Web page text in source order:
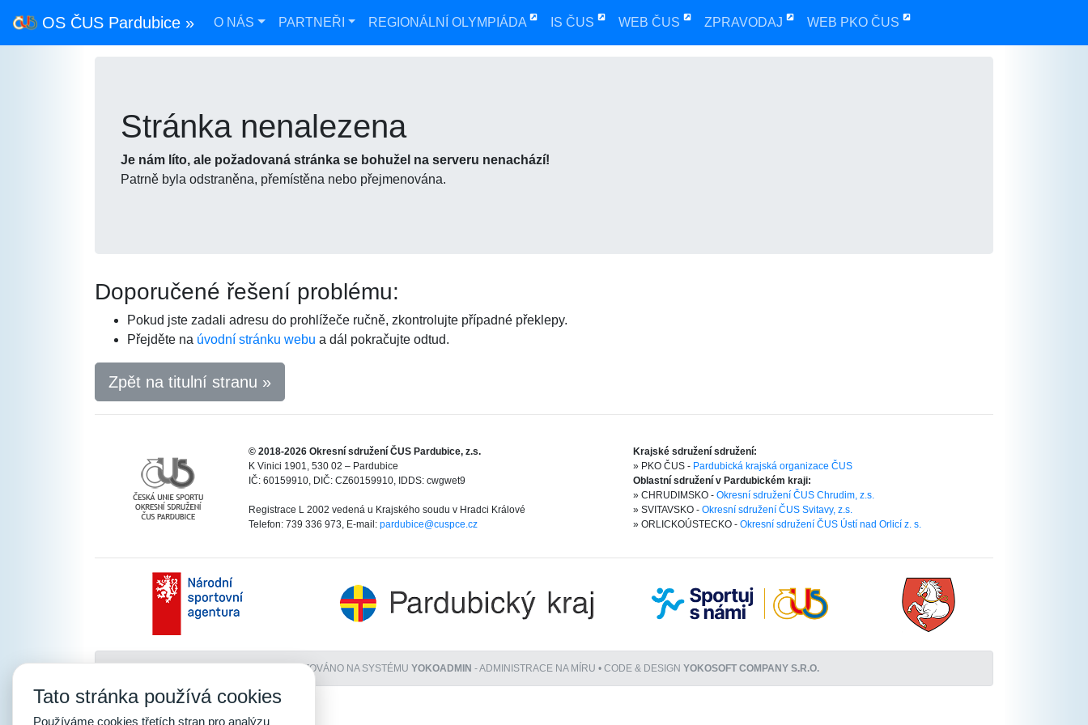
OS ČUS Pardubice » O NÁS PARTNEŘI REGIONÁLNÍ OLYMPIÁDA IS ČUS WEB ČUS ZPRAVODAJ WEB PKO ČUS
Stránka nenalezena
Je nám líto, ale požadovaná stránka se bohužel na serveru nenachází!
Patrně byla odstraněna, přemístěna nebo přejmenována.
Doporučené řešení problému:
Pokud jste zadali adresu do prohlížeče ručně, zkontrolujte případné překlepy.
Přejděte na úvodní stránku webu a dál pokračujte odtud.
Zpět na titulní stranu »
© 2018-2026 Okresní sdružení ČUS Pardubice, z.s.
K Vinici 1901, 530 02 – Pardubice
IČ: 60159910, DIČ: CZ60159910, IDDS: cwgwet9
Registrace L 2002 vedená u Krajského soudu v Hradci Králové
Telefon: 739 336 973, E-mail: pardubice@cuspce.cz
Krajské sdružení sdružení:
» PKO ČUS - Pardubická krajská organizace ČUS
Oblastní sdružení v Pardubickém kraji:
» CHRUDIMSKO - Okresní sdružení ČUS Chrudim, z.s.
» SVITAVSKO - Okresní sdružení ČUS Svitavy, z.s.
» ORLICKOÚSTECKO - Okresní sdružení ČUS Ústí nad Orlicí z. s.
PROVOZOVÁNO NA SYSTÉMU YOKOADMIN - ADMINISTRACE NA MÍRU • CODE & DESIGN YOKOSOFT COMPANY S.R.O.
Tato stránka používá cookies
Používáme cookies třetích stran pro analýzu